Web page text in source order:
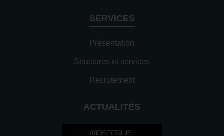
SERVICES
Présentation
Structures et services
Recrutement
ACTUALITÉS